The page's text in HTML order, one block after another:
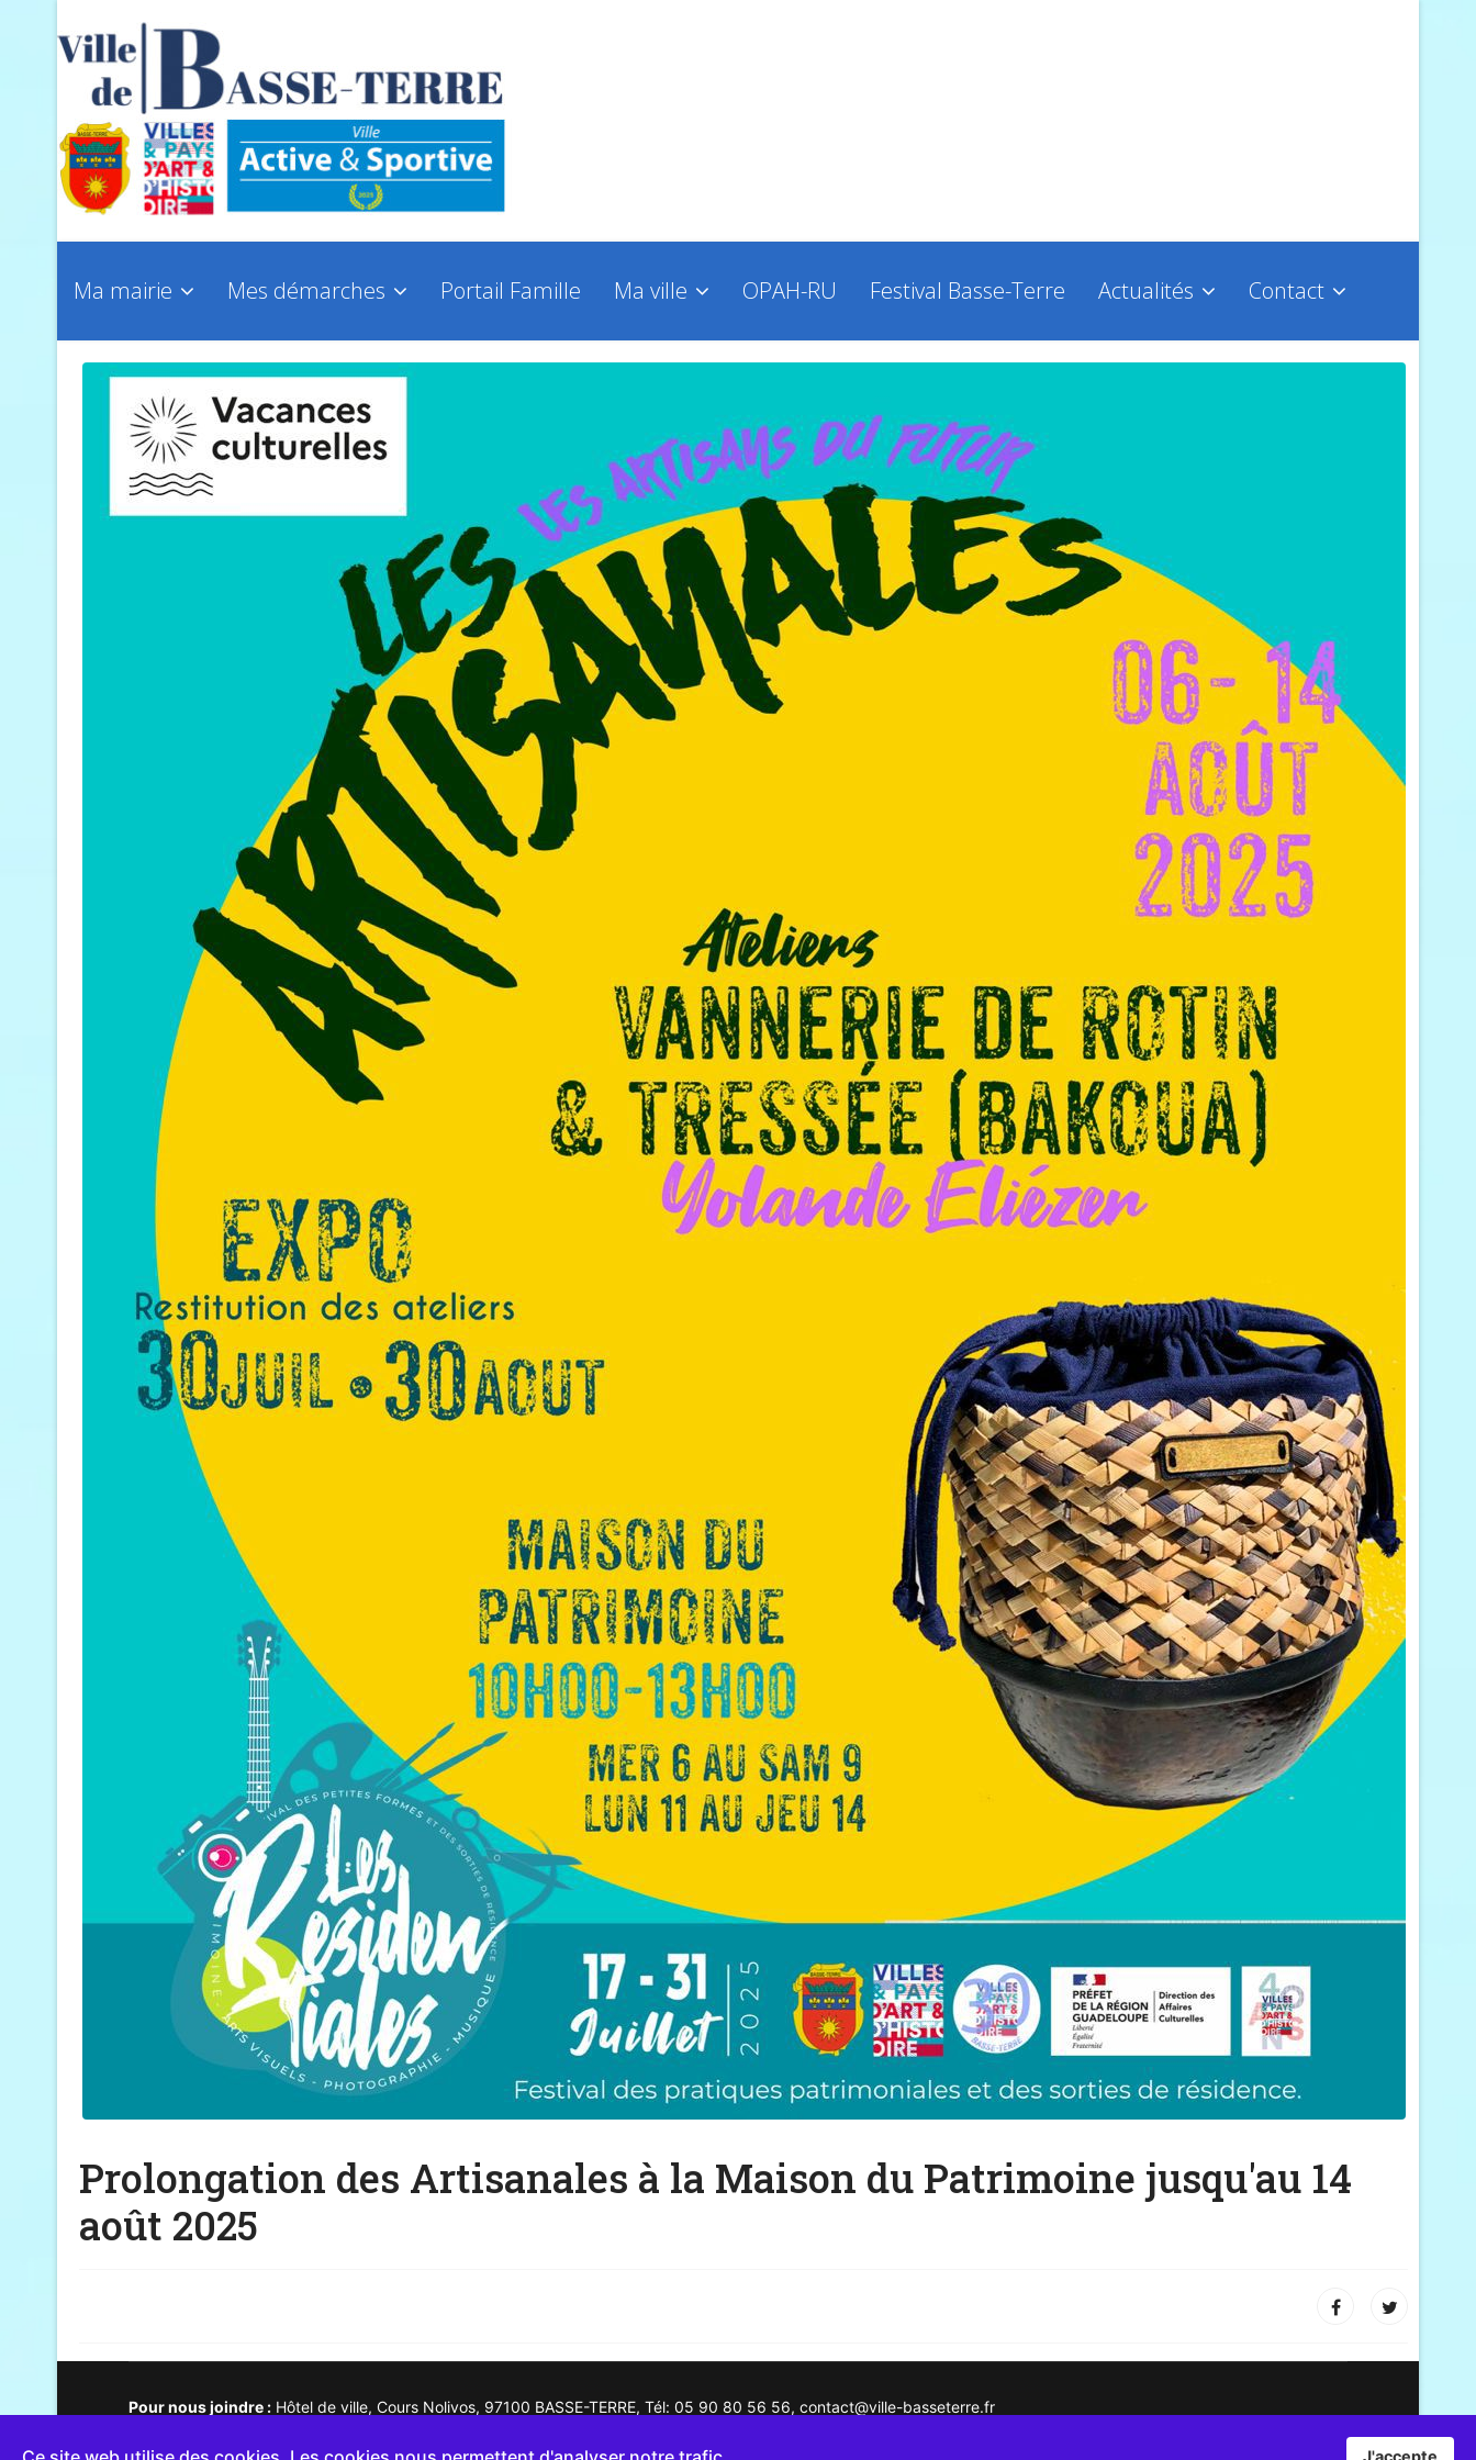
Ma mairie Mes démarches Portail Famille Ma ville OPAH-RU Festival Basse-Terre Actualités Contact
Prolongation des Artisanales à la Maison du Patrimoine jusqu'au 14
août 2025
Pour nous joindre : Hôtel de ville, Cours Nolivos, 97100 BASSE-TERRE, Tél: 05 90 80 56 56, contact@ville-basseterre.fr
© Site officiel de la Mairie de Basse-Terre | Mentions légales J'accepte